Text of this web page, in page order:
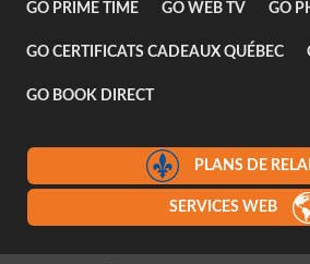
GO PRIME TIME GO WEB TV GO
GO CERTIFICATS CADEAUX QUÉBEC
GO BOOK DIRECT
PLANS DE
SERVICES WEB